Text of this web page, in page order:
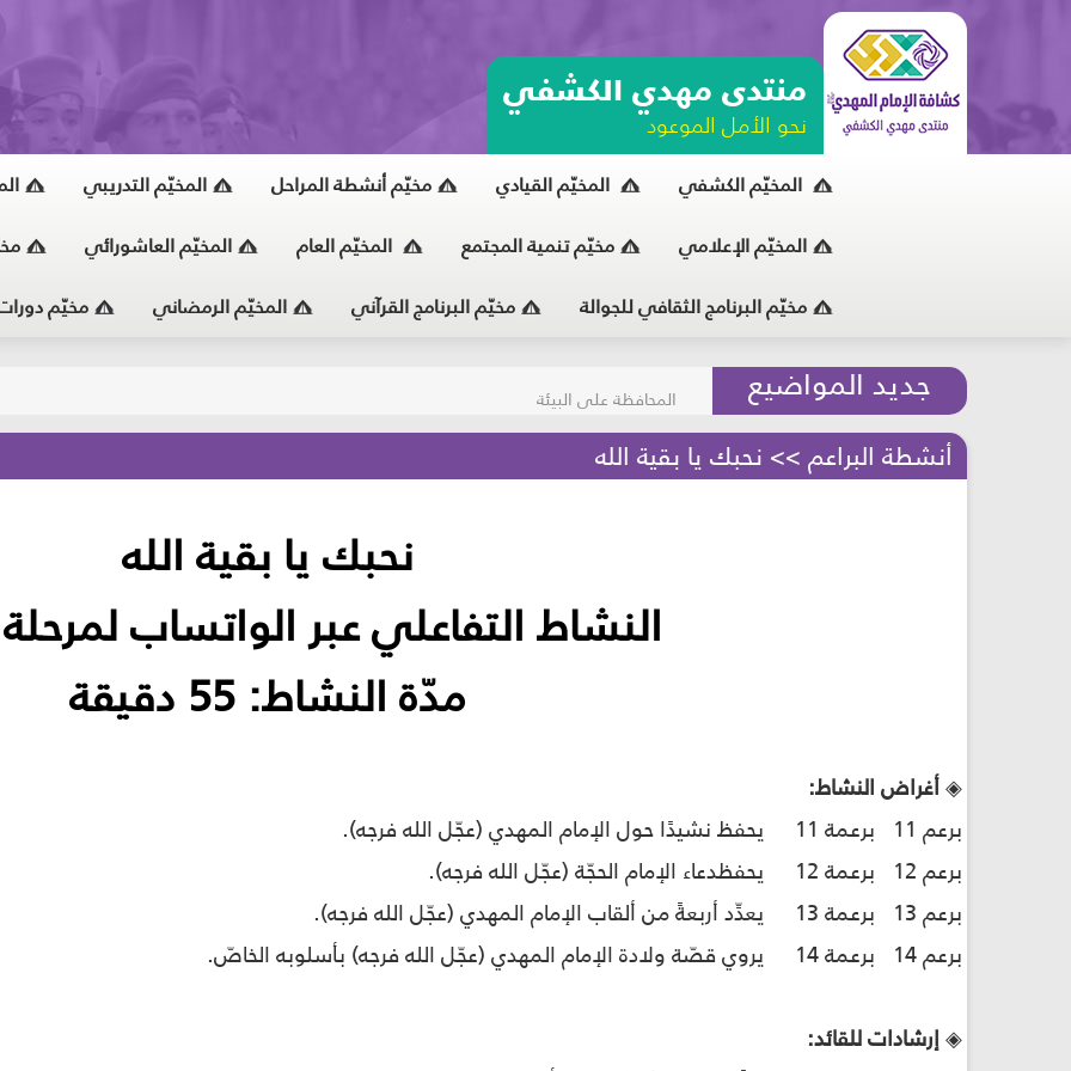
منتدى مهدي الكشفي
نحو الأمل الموعود
المخيّم الكشفي المخيّم القيادي مخيّم أنشطة المراحل المخيّم التدريبي
المخيّم الإعلامي مخيّم تنمية المجتمع المخيّم العام المخيّم العاشورائي
مخيّم البرنامج الثقافي للجوالة مخيّم البرنامج القرآني المخيّم الرمضاني مخيّم
جديد المواضيع
مسابقة الركب الحسينيّ
المحافظة على البيئة
أنشطة البراعم >> نحبك يا بقية الله
نحبك يا بقية الله
النشاط التفاعلي عبر الواتساب لمرحلة
مدّة النشاط: 55 دقيقة
◈أغراض النشاط:
برعم 11 برعمة 11 يحفظ نشيدًا حول الإمام المهدي (عجّل الله فرجه)
.
برعم 12 برعمة 12 يحفظدعاء الإمام الحجّة (عجّل الله فرجه)
.
برعم 13 برعمة 13 يعدِّد أربعةً من ألقاب الإمام المهدي (عجّل الله فرجه)
.
برعم 14 برعمة 14 يروي قصّة ولادة الإمام المهدي (عجّل الله فرجه) بأسلوبه الخاصّ
.
◈إرشادات للقائد: